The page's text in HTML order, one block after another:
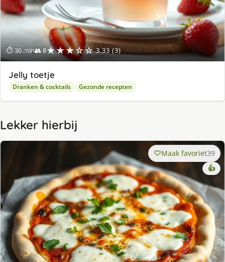
⏱ 30 min👥 8★★★☆☆ 3.33 (3)
Jelly toetje
Dranken & cocktails Gezonde recepten
Lekker hierbij
Maak favoriet39
👍